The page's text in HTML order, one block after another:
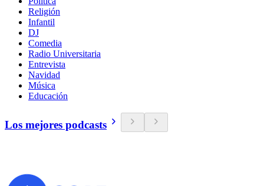
Religión
Infantil
DJ
Comedia
Radio Universitaria
Entrevista
Navidad
Música
Educación
Los mejores podcasts